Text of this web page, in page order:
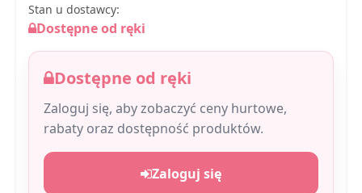
Stan u dostawcy:
Dostępne od ręki
Dostępne od ręki
Zaloguj się, aby zobaczyć ceny hurtowe,
rabaty oraz dostępność produktów.
Zaloguj się